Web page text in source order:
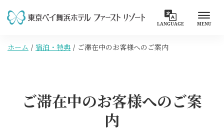
LANGUAGE MENU
ホーム 宿泊・特典 ご滞在中のお客様へのご案内
ご滞在中のお客様へのご案
内